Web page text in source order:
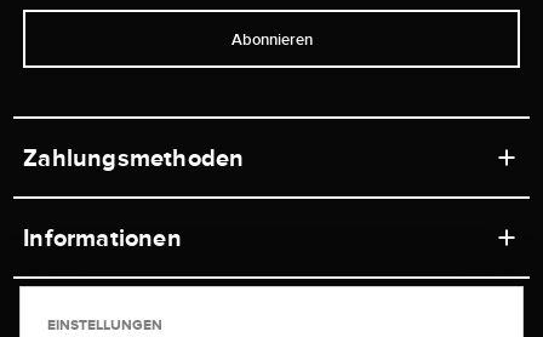
Abonnieren
Zahlungsmethoden
Informationen
Service
EINSTELLUNGEN